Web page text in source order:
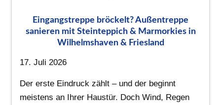
Eingangstreppe bröckelt? Außentreppe
sanieren mit Steinteppich & Marmorkies in
Wilhelmshaven & Friesland
17. Juli 2026
Der erste Eindruck zählt – und der beginnt
meistens an Ihrer Haustür. Doch Wind, Regen